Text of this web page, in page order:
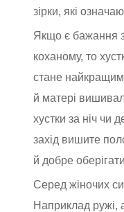
зірки, які
Якщо є бажання
коханому, то
стане найкращим
й матері
хустки за ніч чи
захід вишите
й добре
Серед жіночих
Наприклад ружі,